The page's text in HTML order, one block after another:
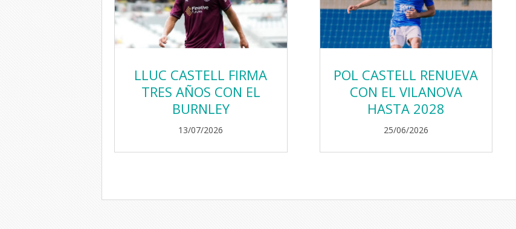
LLUC CASTELL FIRMA
TRES AÑOS CON EL
BURNLEY
13/07/2026
POL CASTELL RENUEVA
CON EL VILANOVA
HASTA 2028
25/06/2026